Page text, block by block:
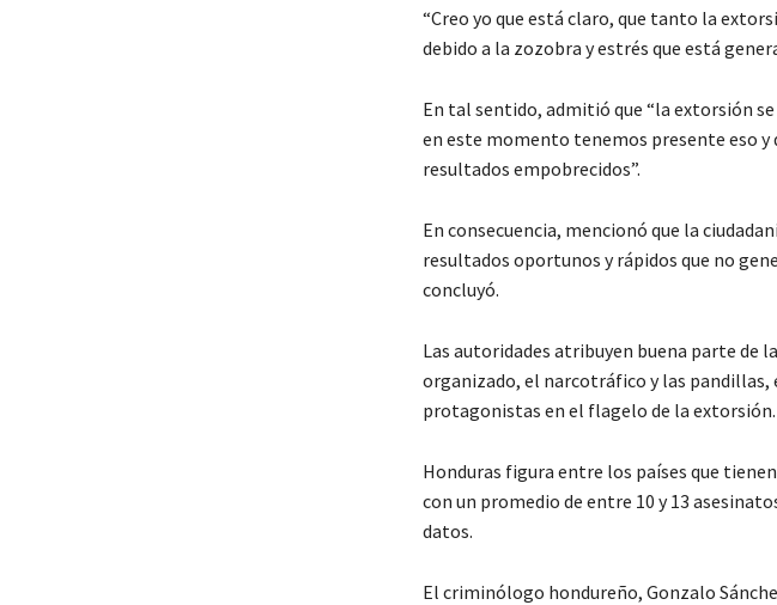
“Creo yo que está claro, que tanto la
debido a la zozobra y estrés que está
En tal sentido, admitió que “la extorsión
en este momento tenemos presente eso y
resultados empobrecidos”.
En consecuencia, mencionó que la
resultados oportunos y rápidos que no
concluyó.
Las autoridades atribuyen buena parte de
organizado, el narcotráfico y las
protagonistas en el flagelo de la extorsión.
Honduras figura entre los países que
con un promedio de entre 10 y 13
datos.
El criminólogo hondureño, Gonzalo